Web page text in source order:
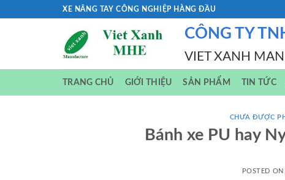
XE NÂNG TAY CÔNG NGHIỆP HÀNG ĐẦU
CÔNG TY
VIET XANH
TRANG CHỦ GIỚI THIỆU SẢN PHẨM TIN TỨC
CHƯA ĐƯỢC
Bánh xe PU hay
POSTED